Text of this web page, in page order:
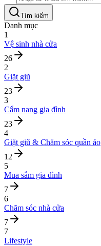
Tìm kiếm
Danh mục
1
Vệ sinh nhà cửa
26
2
Giặt giũ
23
3
Cẩm nang gia đình
23
4
Giặt giũ & Chăm sóc quần áo
12
5
Mua sắm gia đình
7
6
Chăm sóc nhà cửa
7
7
Lifestyle